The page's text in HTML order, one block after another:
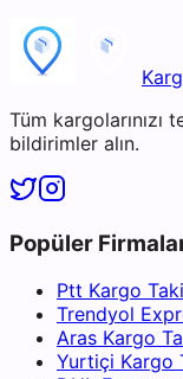
Tüm kargolarınızı
bildirimler alın.
Popüler
Ptt Kargo
Trendyol
Aras Kargo
Yurtiçi Kargo